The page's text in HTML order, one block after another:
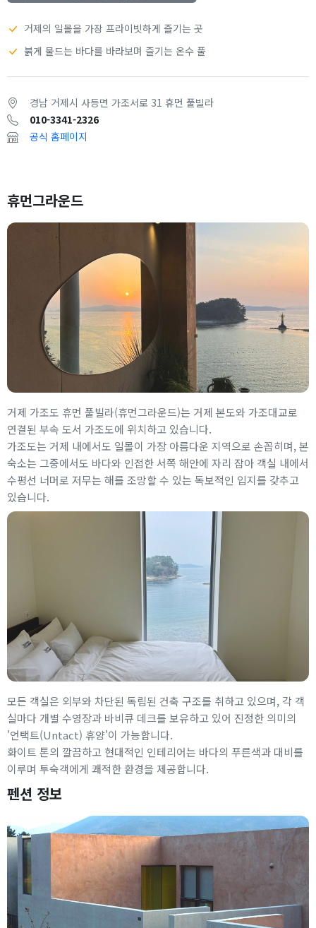
휴먼그라운드
거제 가조도 휴먼 풀빌라(휴먼그라운드)는 거제 본도와 가조대교로
연결된 부속 도서 가조도에 위치하고 있습니다.
가조도는 거제 내에서도 일몰이 가장 아름다운 지역으로 손꼽히며, 본
숙소는 그중에서도 바다와 인접한 서쪽 해안에 자리 잡아 객실 내에서
수평선 너머로 저무는 해를 조망할 수 있는 독보적인 입지를 갖추고
있습니다.
모든 객실은 외부와 차단된 독립된 건축 구조를 취하고 있으며, 각 객
실마다 개별 수영장과 바비큐 데크를 보유하고 있어 진정한 의미의
'언택트(Untact) 휴양'이 가능합니다.
화이트 톤의 깔끔하고 현대적인 인테리어는 바다의 푸른색과 대비를
이루며 투숙객에게 쾌적한 환경을 제공합니다.
펜션 정보
거제의 일몰을 가장 프라이빗하게 즐기는 곳
붉게 물드는 바다를 바라보며 즐기는 온수 풀
경남 거제시 사등면 가조서로 31 휴먼 풀빌라
010-3341-2326
공식 홈페이지